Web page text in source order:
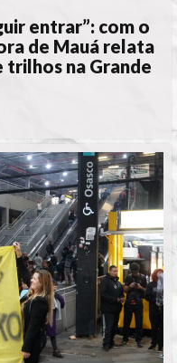
entrar”: com o
de Mauá relata
na Grande